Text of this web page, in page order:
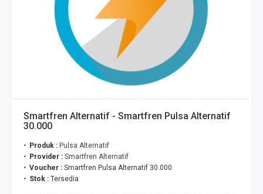
Smartfren Alternatif - Smartfren Pulsa Alternatif
30.000
Produk : Pulsa Alternatif
Provider : Smartfren Alternatif
Voucher : Smartfren Pulsa Alternatif 30.000
Stok : Tersedia